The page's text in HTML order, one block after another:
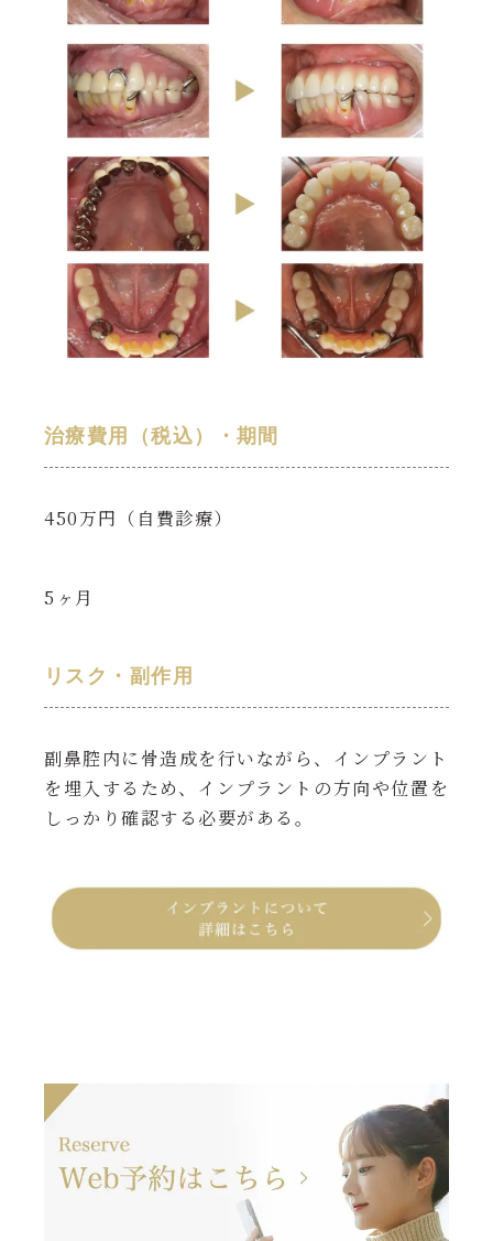
治療費用（税込）・期間
450万円（自費診療）
5ヶ月
リスク・副作用
副鼻腔内に骨造成を行いながら、インプラント
を埋入するため、インプラントの方向や位置を
しっかり確認する必要がある。